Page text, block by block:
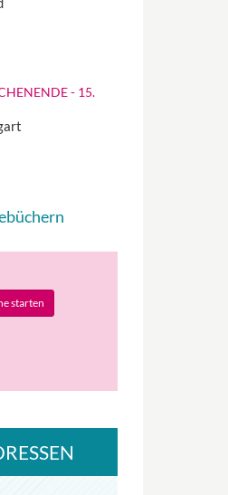
- 15.
starten